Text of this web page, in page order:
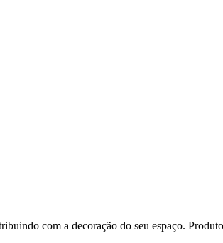
com a decoração do seu espaço.